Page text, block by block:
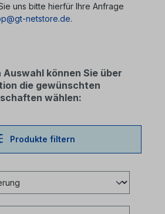
uns bitte hierfür Ihre Anfrage
netstore.de.
können Sie über
die gewünschten
wählen:
Produkte filtern